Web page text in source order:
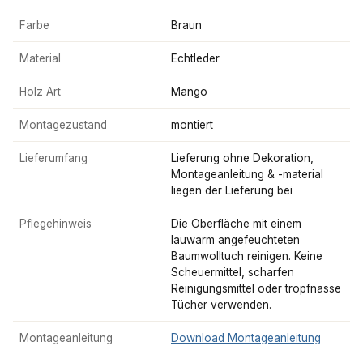
Farbe Braun
Material Echtleder
Holz Art Mango
Montagezustand montiert
Lieferumfang
Lieferung ohne Dekoration,
Montageanleitung & -material
liegen der Lieferung bei
Pflegehinweis
Die Oberfläche mit einem
lauwarm angefeuchteten
Baumwolltuch reinigen. Keine
Scheuermittel, scharfen
Reinigungsmittel oder tropfnasse
Tücher verwenden.
Montageanleitung Download Montageanleitung